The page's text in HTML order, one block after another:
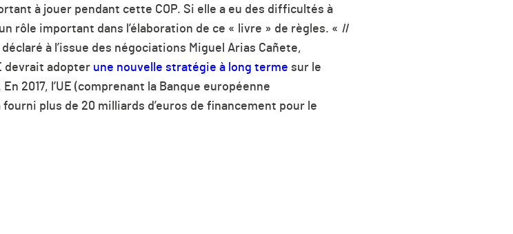
à jouer pendant cette COP. Si elle a eu des difficultés à
rôle important dans l’élaboration de ce « livre » de règles. « Il
déclaré à l’issue des négociations Miguel Arias Cañete,
devrait adopter une nouvelle stratégie à long terme sur le
2017, l’UE (comprenant la Banque européenne
plus de 20 milliards d’euros de financement pour le